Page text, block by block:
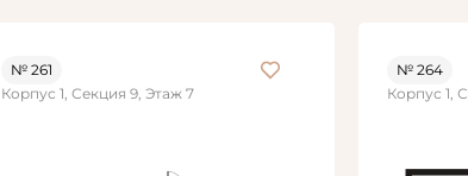
№ 261
Корпус 1, Секция 9, Этаж 7
№ 264
Корпус 1,